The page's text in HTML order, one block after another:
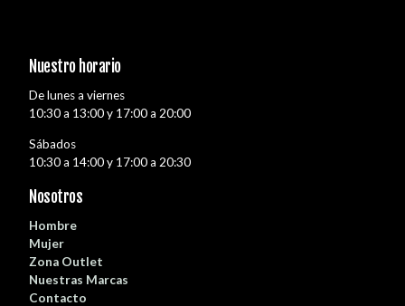
Nuestro horario
De lunes a viernes
10:30 a 13:00 y 17:00 a 20:00
Sábados
10:30 a 14:00 y 17:00 a 20:30
Nosotros
Hombre
Mujer
Zona Outlet
Nuestras Marcas
Contacto